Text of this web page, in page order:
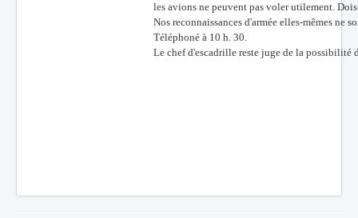
les avions ne peuvent pas voler utilement.
Nos reconnaissances d'armée elles-mêmes ne
Téléphoné à 10 h. 30.
Le chef d'escadrille reste juge de la possibilité